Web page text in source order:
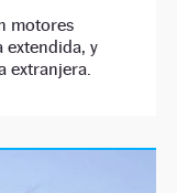
motores
extendida, y
extranjera.